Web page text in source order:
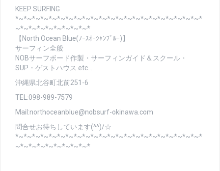
KEEP SURFING
*~*~*~*~*~*~*~*~*~*~*~*~*~*~*~*~*~*~*~*~*~*~*
~*~*~*~*~*~*~*~*~*
【North Ocean Blue(ﾉｰｽｵｰｼｬﾝﾌﾞﾙｰ)】
サーフィン全般
NOBサーフボード作製・サーフィンガイド＆スクール・
SUP・ゲストハウス etc…
沖縄県北谷町北前251-6
TEL:098-989-7579
Mail:northoceanblue@nobsurf-okinawa.com
問合せお待ちしています(^^)/☆
*~*~*~*~*~*~*~*~*~*~*~*~*~*~*~*~*~*~*~*~*~*~*
~*~*~*~*~*~*~*~*~*